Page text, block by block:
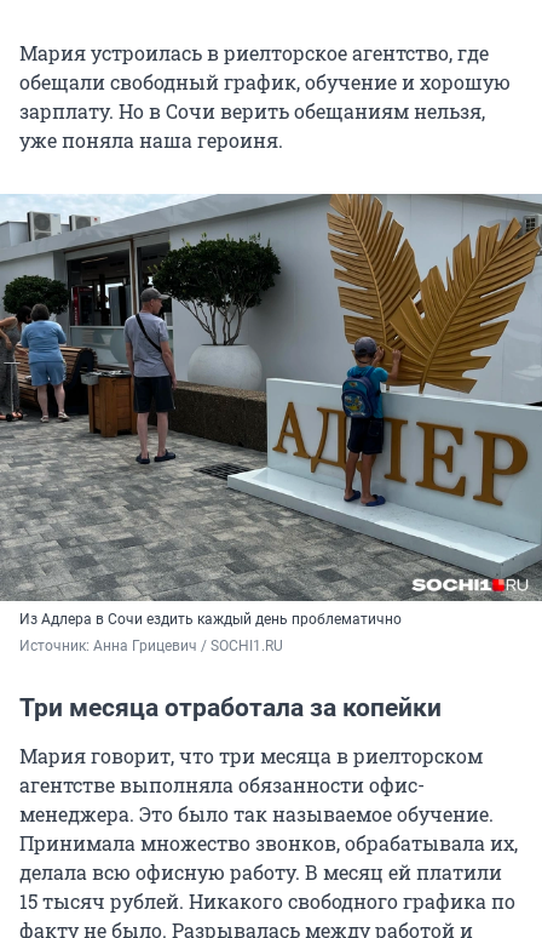
Мария устроилась в риелторское агентство, где
обещали свободный график, обучение и хорошую
зарплату. Но в Сочи верить обещаниям нельзя,
уже поняла наша героиня.
Из Адлера в Сочи ездить каждый день проблематично
Источник: Анна Грицевич / SOCHI1.RU
Три месяца отработала за копейки
Мария говорит, что три месяца в риелторском
агентстве выполняла обязанности офис-
менеджера. Это было так называемое обучение.
Принимала множество звонков, обрабатывала их,
делала всю офисную работу. В месяц ей платили
15 тысяч рублей. Никакого свободного графика по
факту не было. Разрывалась между работой и